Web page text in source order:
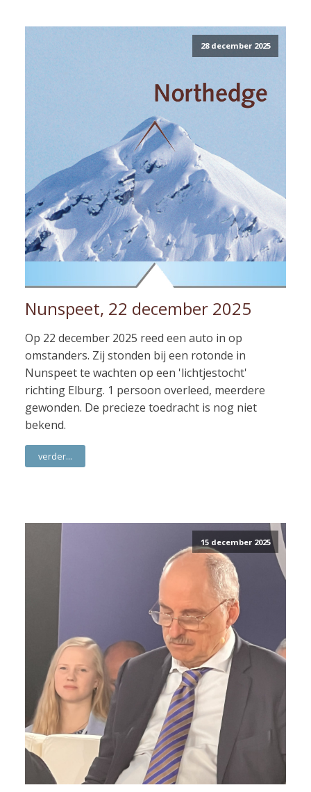
28 december 2025
Nunspeet, 22 december 2025
Op 22 december 2025 reed een auto in op
omstanders. Zij stonden bij een rotonde in
Nunspeet te wachten op een 'lichtjestocht'
richting Elburg. 1 persoon overleed, meerdere
gewonden. De precieze toedracht is nog niet
bekend.
verder...
15 december 2025